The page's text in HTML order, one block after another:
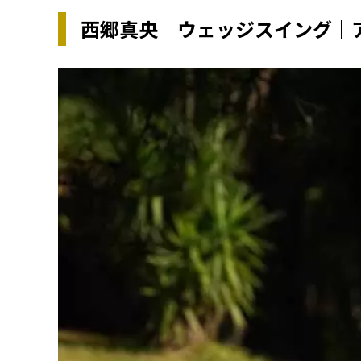
西郷真央 ウェッジスイング｜